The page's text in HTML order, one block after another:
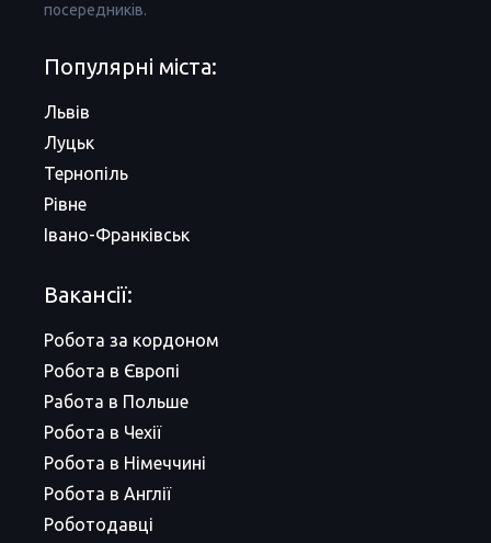
посередників.
Популярні міста:
Львів
Луцьк
Тернопіль
Рівне
Івано-Франківськ
Вакансії:
Робота за кордоном
Робота в Європі
Работа в Польше
Робота в Чехії
Робота в Німеччині
Робота в Англії
Роботодавці